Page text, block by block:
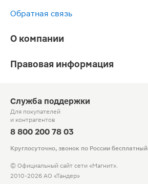
Обратная связь
О компании
Правовая информация
Служба поддержки
Для покупателей
и контрагентов
8 800 200 78 03
Круглосуточно, звонок по России бесплатный
© Официальный сайт сети «Магнит».
2010-2026 АО «Тандер»